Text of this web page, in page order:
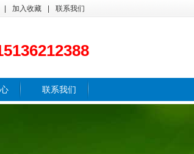
加入收藏 联系我们
联系我们